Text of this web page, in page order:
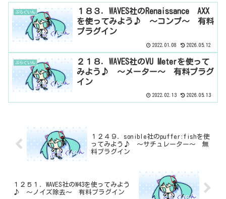
ぷらぐいん
１８３．WAVES社のRenaissance AXX
を使ってみよう♪ ～コンプ～ 有料
プラグイン
2022.01.08 2026.05.12
ぷらぐいん
２１８．WAVES社のVU Meterを使って
みよう♪ ～メーター～ 有料プラグ
イン
2022.02.13 2026.05.13
１２４９．sonible社のpuffer:fishを使
ってみよう♪ ～サチュレーター～ 無
料プラグイン
１２５１．WAVES社のW43を使ってみよう
♪ ～ノイズ除去～ 有料プラグイン